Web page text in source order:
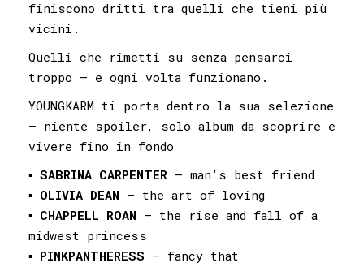
finiscono dritti tra quelli che tieni più
vicini.
Quelli che rimetti su senza pensarci
troppo — e ogni volta funzionano.
YOUNGKARM ti porta dentro la sua selezione
— niente spoiler, solo album da scoprire e
vivere fino in fondo
▪️ SABRINA CARPENTER – man’s best friend
▪️ OLIVIA DEAN – the art of loving
▪️ CHAPPELL ROAN – the rise and fall of a
midwest princess
▪️ PINKPANTHERESS – fancy that